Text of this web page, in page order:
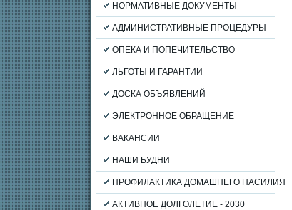
НОРМАТИВНЫЕ ДОКУМЕНТЫ
АДМИНИСТРАТИВНЫЕ ПРОЦЕДУРЫ
ОПЕКА И ПОПЕЧИТЕЛЬСТВО
ЛЬГОТЫ И ГАРАНТИИ
ДОСКА ОБЪЯВЛЕНИЙ
ЭЛЕКТРОННОЕ ОБРАЩЕНИЕ
ВАКАНСИИ
НАШИ БУДНИ
ПРОФИЛАКТИКА ДОМАШНЕГО НАСИЛИЯ
АКТИВНОЕ ДОЛГОЛЕТИЕ - 2030